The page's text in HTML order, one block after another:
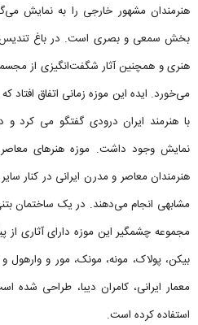
هنرمندان مشهور خارجی را به نمایش
بخش سمعی و بصری است. در باغ تندیس
هنری و همچنین آثار شگفت‌انگیزی از
با هنرمند ایران درودی گفتگو می
نمایش وجود داشت. موزه هنرهای معاصر
هنرمندان معاصر و مدرن ایرانی در کنار
مشابهی انجام می‌دهند. در یک ساختمان
مجموعه چشمگیر این موزه دارای آثاری از
بیکن، پولاک، مونه، مونک، مور و
معمار ایرانی، کامران دیبا، طراحی شده
استفاده کرده است.